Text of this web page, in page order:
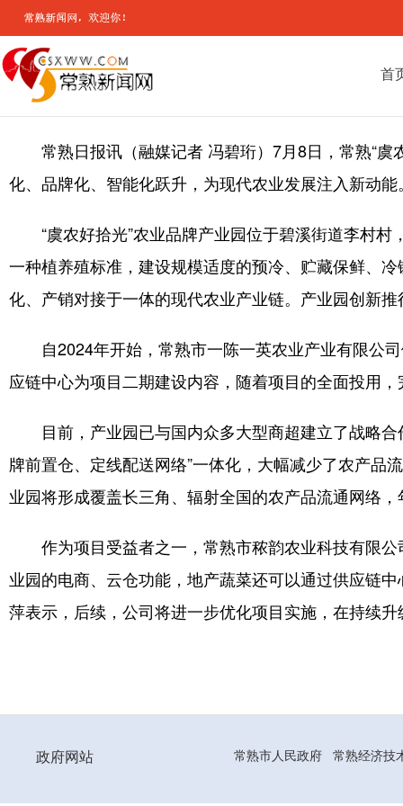
首
常熟日报讯（融媒记者 冯碧珩）7月8日，常熟“
化、品牌化、智能化跃升，为现代农业发展注入新动能
“虞农好拾光”农业品牌产业园位于碧溪街道李村
一种植养殖标准，建设规模适度的预冷、贮藏保鲜、
化、产销对接于一体的现代农业产业链。产业园创新
自2024年开始，常熟市一陈一英农业产业有限公
应链中心为项目二期建设内容，随着项目的全面投用
目前，产业园已与国内众多大型商超建立了战略
牌前置仓、定线配送网络”一体化，大幅减少了农产品
业园将形成覆盖长三角、辐射全国的农产品流通网络
作为项目受益者之一，常熟市秾韵农业科技有限
业园的电商、云仓功能，地产蔬菜还可以通过供应链
萍表示，后续，公司将进一步优化项目实施，在持续
政府网站 常熟市人民政府 常熟经济技